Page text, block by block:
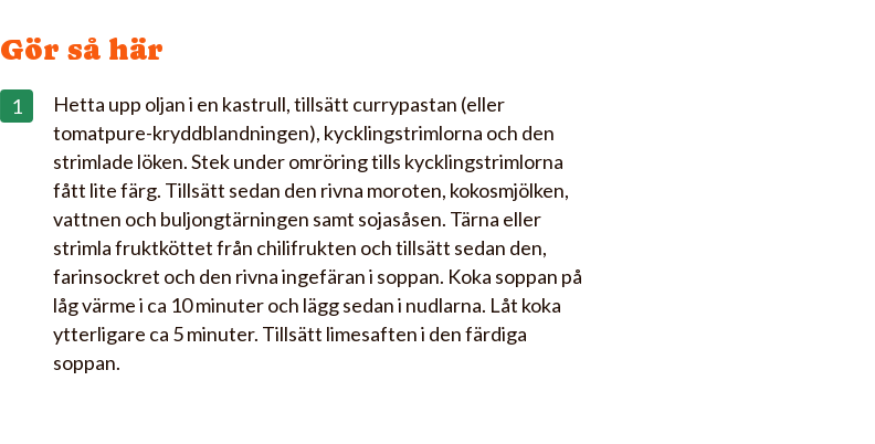
Gör så här
Hetta upp oljan i en kastrull, tillsätt currypastan (eller
tomatpure-kryddblandningen), kycklingstrimlorna och den
strimlade löken. Stek under omröring tills kycklingstrimlorna
fått lite färg. Tillsätt sedan den rivna moroten, kokosmjölken,
vattnen och buljongtärningen samt sojasåsen. Tärna eller
strimla fruktköttet från chilifrukten och tillsätt sedan den,
farinsockret och den rivna ingefäran i soppan. Koka soppan på
låg värme i ca 10 minuter och lägg sedan i nudlarna. Låt koka
ytterligare ca 5 minuter. Tillsätt limesaften i den färdiga
soppan.